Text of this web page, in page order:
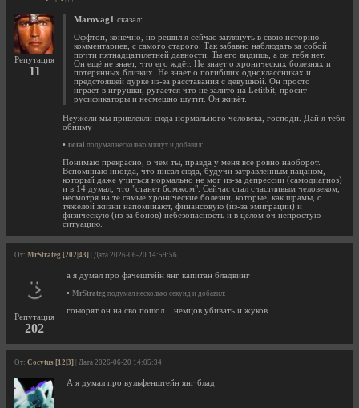
Репутация
11
Marovag1 сказал:
Оффтоп, конечно, но решил я сейчас заглянуть в свою историю
комментариев, с самого старого. Так забавно наблюдать за собой
почти пятнадцатилетней давности. Ты его видишь, а он тебя нет.
Он ещё не знает, что его ждёт. Не знает о хронических болезнях и
потерянных близких. Не знает о погибших одноклассниках и
предстоящей дурке из-за расставания с девушкой. Он просто
играет в игрушки, ругается что не залито на Letitbit, просит
русификаторы и несмешно шутит. Он живёт.
Неужели мы привлекли сюда нормального человека, господи. Дай я тебя
обниму
• notai подумал несколько минут и добавил:
Понимаю прекрасно, о чём ты, правда у меня всё ровно наоборот.
Вспоминаю иногда, что писал сюда, будучи затравленным пацаном,
который даже учиться нормально не мог из-за депрессии (самодиагноз)
и в 14 думал, что "станет бомжом". Сейчас стал счастливым человеком,
несмотря на те самые хронические болезни, которые, как шрамы, о
тяжёлой жизни напоминают, финансовую (из-за эмиграции) и
физическую (из-за бонов) небезопасность и в целом оч непростую
ситуацию.
От: MrStrateg [202|43] | Дата 2026-06-20 14:59:56
Репутация
202
а я думал про фачештейн янг капитан бладвинг
• MrStrateg подумал несколько секунд и добавил:
гоыорят он на сво пошол... немцов убивать и жуков
От: Cocytus [12|3] | Дата 2026-06-20 14:05:34
А я думал про вульфенштейн янг блад